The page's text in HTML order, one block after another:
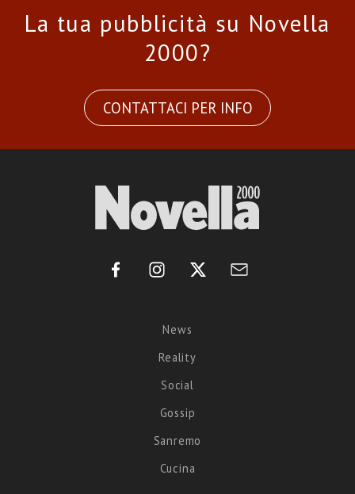
La tua pubblicità su Novella
2000?
CONTATTACI PER INFO
News
Reality
Social
Gossip
Sanremo
Cucina